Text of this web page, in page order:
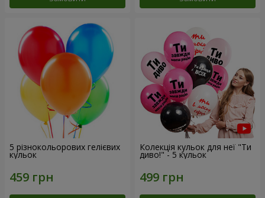
5 різнокольорових гелієвих
кульок
Колекція кульок для неї "Ти
диво!" - 5 кульок